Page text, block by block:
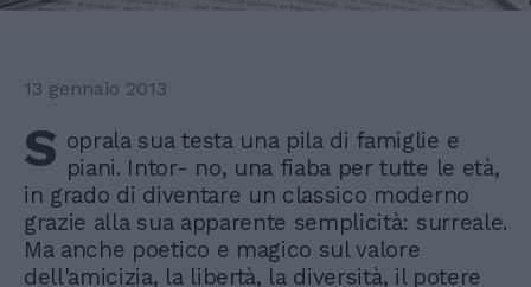
13 gennaio 2013
S oprala sua testa una pila di famiglie e
piani. Intor- no, una fiaba per tutte le età,
in grado di diventare un classico moderno
grazie alla sua apparente semplicità: surreale.
Ma anche poetico e magico sul valore
dell'amicizia, la libertà, la diversità, il potere